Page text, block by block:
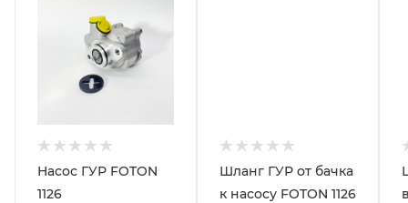
Насос ГУР FOTON
1126
Шланг ГУР от бачка
к насосу FOTON 1126